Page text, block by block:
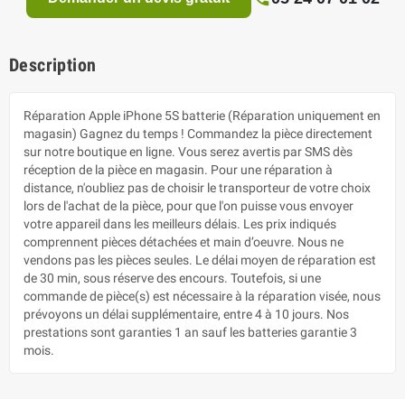
Description
Réparation Apple iPhone 5S batterie (Réparation uniquement en
magasin) Gagnez du temps ! Commandez la pièce directement
sur notre boutique en ligne. Vous serez avertis par SMS dès
réception de la pièce en magasin. Pour une réparation à
distance, n'oubliez pas de choisir le transporteur de votre choix
lors de l'achat de la pièce, pour que l'on puisse vous envoyer
votre appareil dans les meilleurs délais. Les prix indiqués
comprennent pièces détachées et main d’oeuvre. Nous ne
vendons pas les pièces seules. Le délai moyen de réparation est
de 30 min, sous réserve des encours. Toutefois, si une
commande de pièce(s) est nécessaire à la réparation visée, nous
prévoyons un délai supplémentaire, entre 4 à 10 jours. Nos
prestations sont garanties 1 an sauf les batteries garantie 3
mois.